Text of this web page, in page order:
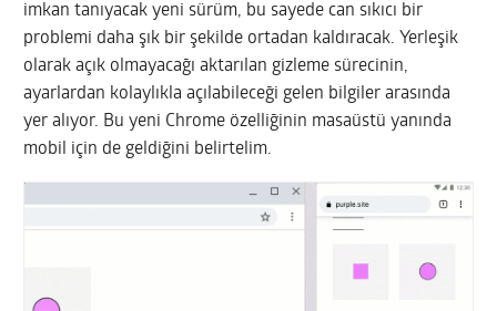
imkan tanıyacak yeni sürüm, bu sayede can sıkıcı bir
problemi daha şık bir şekilde ortadan kaldıracak. Yerleşik
olarak açık olmayacağı aktarılan gizleme sürecinin,
ayarlardan kolaylıkla açılabileceği gelen bilgiler arasında
yer alıyor. Bu yeni Chrome özelliğinin masaüstü yanında
mobil için de geldiğini belirtelim.